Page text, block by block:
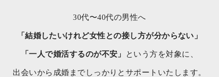
30代〜40代の男性へ
「結婚したいけれど女性との接し方が分からない」
「一人で婚活するのが不安」 という方を対象に、
出会いから成婚までしっかりとサポートいたします。